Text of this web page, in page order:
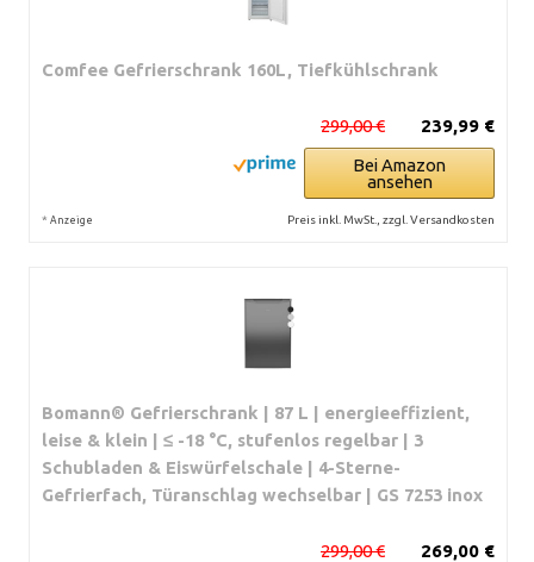
Comfee Gefrierschrank 160L, Tiefkühlschrank
239,99 €
299,00 €
Bei Amazon
ansehen
* Anzeige Preis inkl. MwSt., zzgl. Versandkosten
Bomann® Gefrierschrank | 87 L | energieeffizient,
leise & klein | ≤ -18 °C, stufenlos regelbar | 3
Schubladen & Eiswürfelschale | 4-Sterne-
Gefrierfach, Türanschlag wechselbar | GS 7253 inox
269,00 €
299,00 €